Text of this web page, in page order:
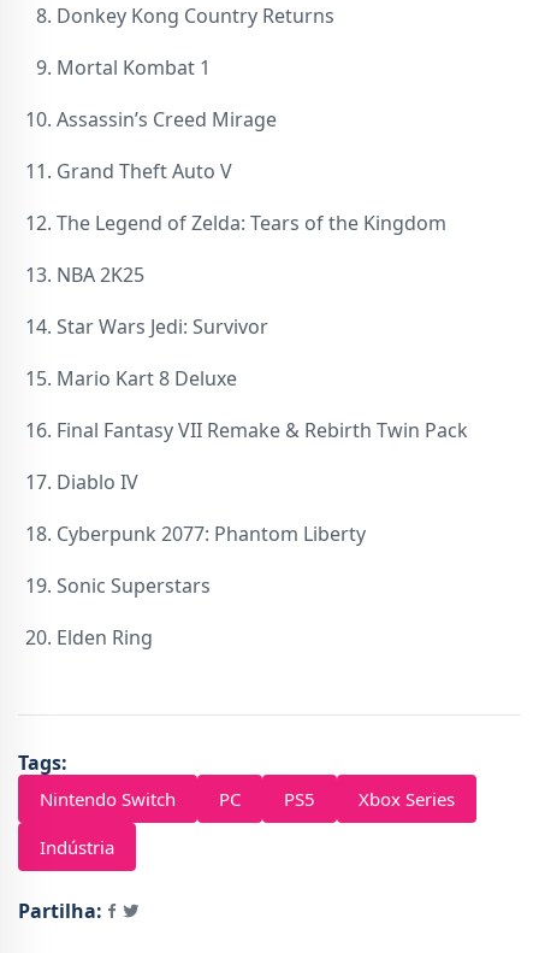
Donkey Kong Country Returns
Mortal Kombat 1
Assassin’s Creed Mirage
Grand Theft Auto V
The Legend of Zelda: Tears of the Kingdom
NBA 2K25
Star Wars Jedi: Survivor
Mario Kart 8 Deluxe
Final Fantasy VII Remake & Rebirth Twin Pack
Diablo IV
Cyberpunk 2077: Phantom Liberty
Sonic Superstars
Elden Ring
Tags:
Nintendo Switch PC PS5
Xbox Series
Indústria
Partilha: